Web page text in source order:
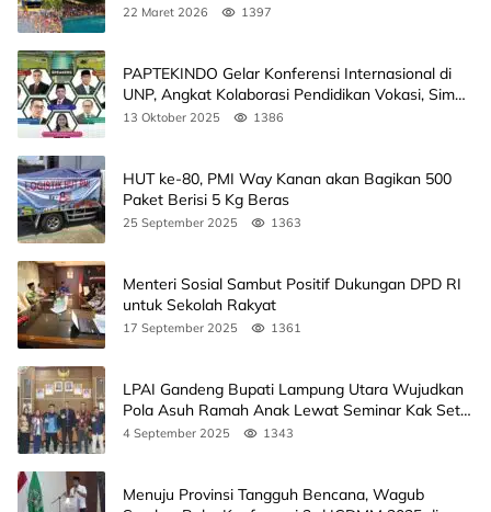
22 Maret 2026 1397
PAPTEKINDO Gelar Konferensi Internasional di
UNP, Angkat Kolaborasi Pendidikan Vokasi, Simak
Agendanya
13 Oktober 2025 1386
HUT ke-80, PMI Way Kanan akan Bagikan 500
Paket Berisi 5 Kg Beras
25 September 2025 1363
Menteri Sosial Sambut Positif Dukungan DPD RI
untuk Sekolah Rakyat
17 September 2025 1361
LPAI Gandeng Bupati Lampung Utara Wujudkan
Pola Asuh Ramah Anak Lewat Seminar Kak Seto,
Ini Jadwalnya
4 September 2025 1343
Menuju Provinsi Tangguh Bencana, Wagub